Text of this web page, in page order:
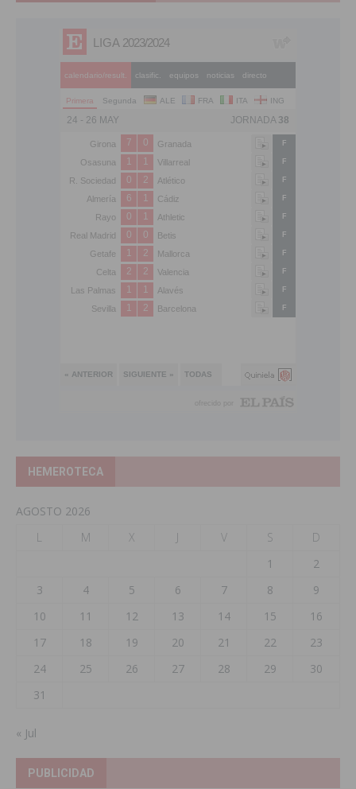
HEMEROTECA
AGOSTO 2026
L
M X J V S
D
1
2
3
4 5 6 7 8
9
10
11 12 13 14 15
16
17
18 19 20 21 22
23
24
25 26 27 28 29
30
31
« Jul
PUBLICIDAD